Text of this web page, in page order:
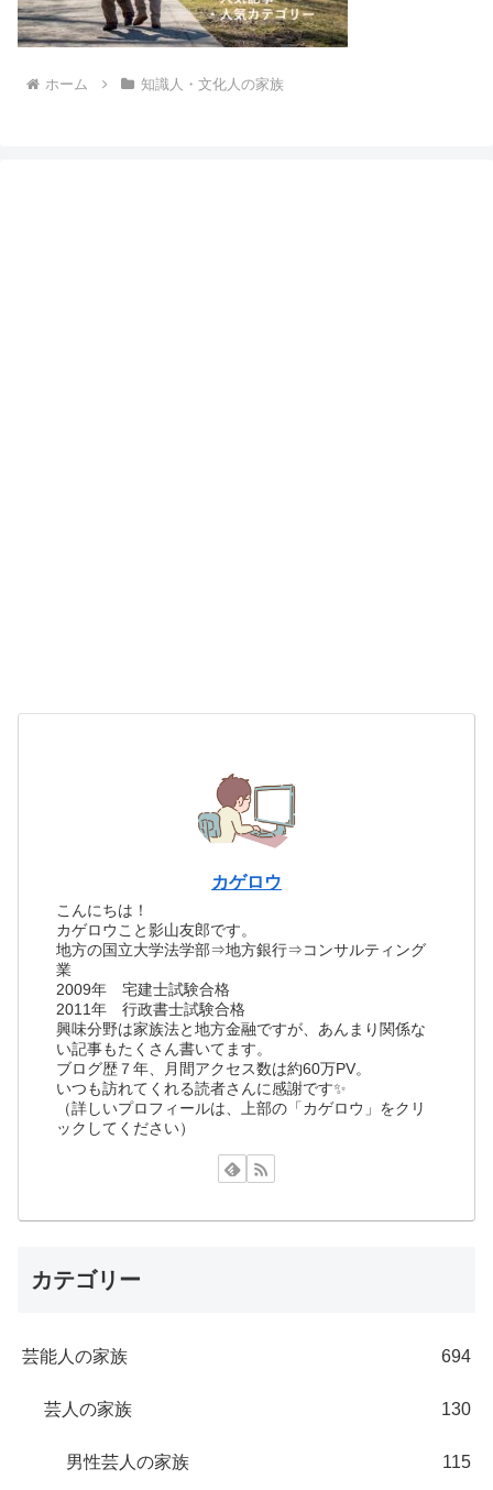
ホーム 知識人・文化人の家族
カゲロウ
こんにちは！
カゲロウこと影山友郎です。
地方の国立大学法学部⇒地方銀行⇒コンサルティング
業
2009年 宅建士試験合格
2011年 行政書士試験合格
興味分野は家族法と地方金融ですが、あんまり関係な
い記事もたくさん書いてます。
ブログ歴７年、月間アクセス数は約60万PV。
いつも訪れてくれる読者さんに感謝です✨
（詳しいプロフィールは、上部の「カゲロウ」をクリ
ックしてください）
カテゴリー
芸能人の家族 694
芸人の家族 130
男性芸人の家族 115